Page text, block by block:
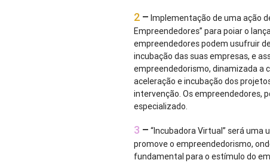
2 – Implementação de uma ação
Empreendedores” para poiar o
empreendedores podem usufruir
incubação das suas empresas, e
empreendedorismo, dinamizada a
aceleração e incubação dos
intervenção. Os empreendedores,
especializado.
3 – “Incubadora Virtual” será uma
promove o empreendedorismo,
fundamental para o estímulo do